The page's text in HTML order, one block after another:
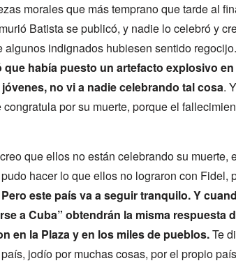
morales que más temprano que tarde al
Batista se publicó, y nadie lo celebró y
algunos indignados hubiesen sentido regocijo.
que había puesto un artefacto explosivo
no vi a nadie celebrando tal cosa.
congratula por su muerte, porque el
que ellos no están celebrando su
hacer lo que ellos no lograron con Fidel,
Pero este país va a seguir tranquilo. Y
a Cuba” obtendrán la misma respuesta
en la Plaza y en los miles de pueblos.Te
jodío por muchas cosas, por el propio